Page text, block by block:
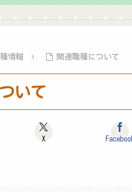
情報 関連職種について
いて
X